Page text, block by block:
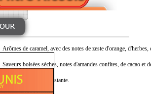
Arômes de caramel, avec des notes de zeste d'orange,
Saveurs boisées sèches, notes d'amandes confites, de cacao et
Longue, sèche et persistante.